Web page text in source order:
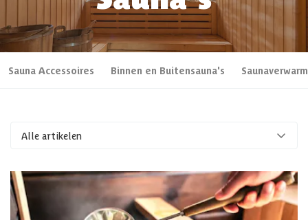
Sauna Accessoires Binnen en Buitensauna's
Alle artikelen